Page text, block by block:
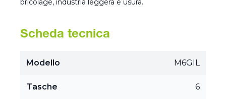
bricolage, industria leggera e usura.
Scheda tecnica
Modello M6GIL
Tasche 6